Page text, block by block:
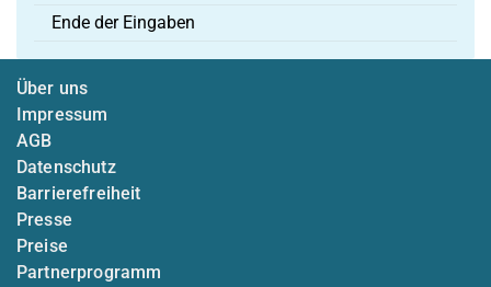
Ende der Eingaben
Über uns
Impressum
AGB
Datenschutz
Barrierefreiheit
Presse
Preise
Partnerprogramm